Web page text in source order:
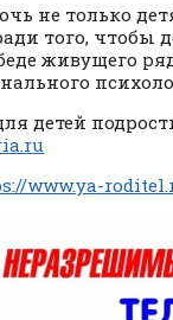
не только
того, чтобы
живущего
детей
www.ya-